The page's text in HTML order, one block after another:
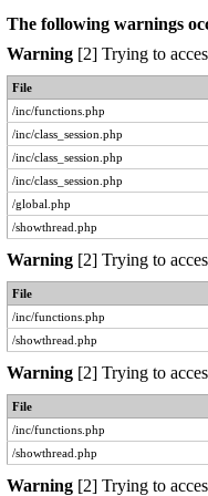
The following warnings
Warning[2] Trying to
File
/inc/functions.php
/inc/class_session.php
/inc/class_session.php
/inc/class_session.php
/global.php
/showthread.php
Warning[2] Trying to
File
/inc/functions.php
/showthread.php
Warning[2] Trying to
File
/inc/functions.php
/showthread.php
Warning[2] Trying to